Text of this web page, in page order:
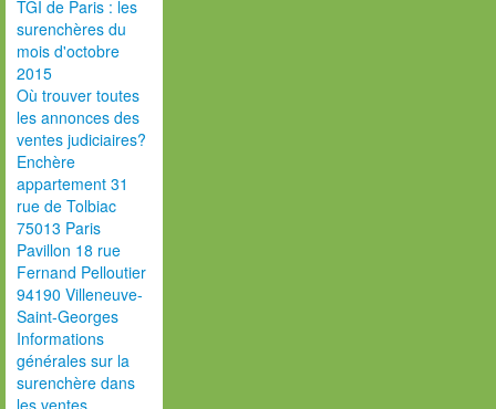
TGI de Paris : les
surenchères du
mois d'octobre
2015
Où trouver toutes
les annonces des
ventes judiciaires?
Enchère
appartement 31
rue de Tolbiac
75013 Paris
Pavillon 18 rue
Fernand Pelloutier
94190 Villeneuve-
Saint-Georges
Informations
générales sur la
surenchère dans
les ventes